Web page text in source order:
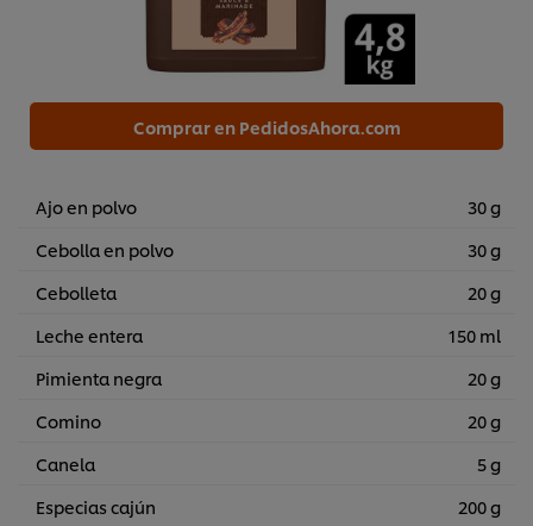
Comprar en PedidosAhora.com
Ajo en polvo
30 g
Cebolla en polvo
30 g
Cebolleta
20 g
Leche entera
150 ml
Pimienta negra
20 g
Comino
20 g
Canela
5 g
Especias cajún
200 g